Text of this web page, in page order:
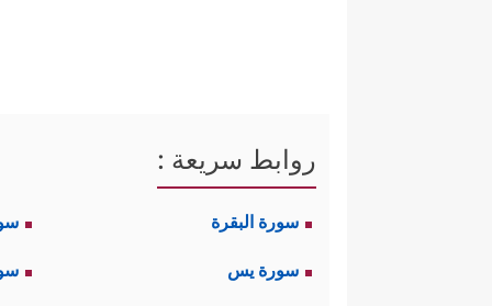
روابط سريعة :
سورة البقرة
سورة يس